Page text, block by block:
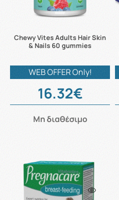
Chewy Vites Adults Hair Skin
& Nails 60 gummies
WEB OFFER Only!
16.32€
Μη διαθέσιμο